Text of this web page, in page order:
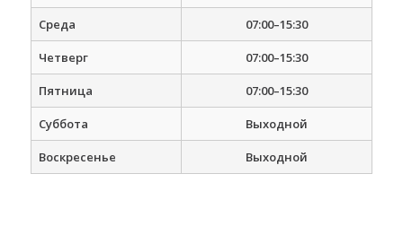
Среда 07:00–15:30
Четверг 07:00–15:30
Пятница 07:00–15:30
Суббота Выходной
Воскресенье Выходной